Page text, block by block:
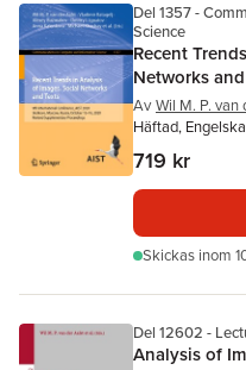
Del 1357 -
Science
Recent
Networks
Av Wil M. P. van
Häftad,
719 kr
Skickas inom
Del 12602 -
Analysis of